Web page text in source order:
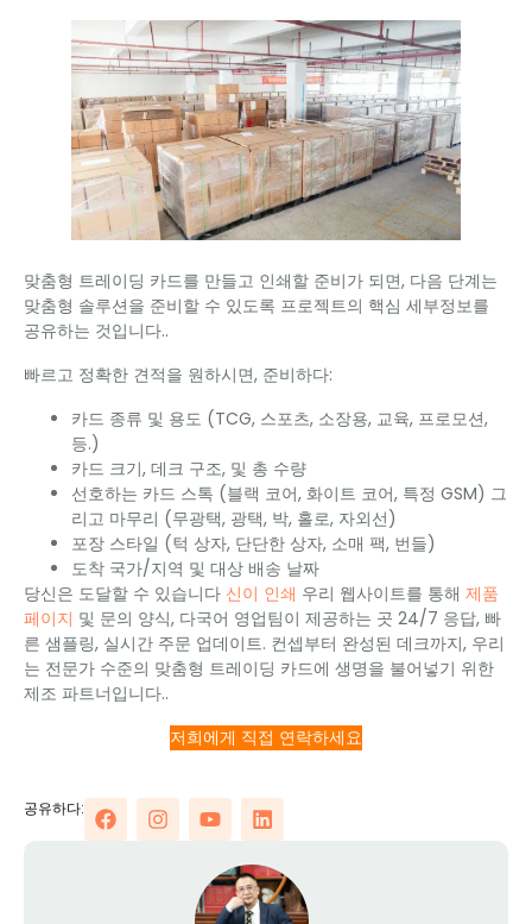
맞춤형 트레이딩 카드를 만들고 인쇄할 준비가 되면, 다음 단계는
맞춤형 솔루션을 준비할 수 있도록 프로젝트의 핵심 세부정보를
공유하는 것입니다..
빠르고 정확한 견적을 원하시면, 준비하다:
카드 종류 및 용도 (TCG, 스포츠, 소장용, 교육, 프로모션,
등.)
카드 크기, 데크 구조, 및 총 수량
선호하는 카드 스톡 (블랙 코어, 화이트 코어, 특정 GSM) 그
리고 마무리 (무광택, 광택, 박, 홀로, 자외선)
포장 스타일 (턱 상자, 단단한 상자, 소매 팩, 번들)
도착 국가/지역 및 대상 배송 날짜
당신은 도달할 수 있습니다 신이 인쇄 우리 웹사이트를 통해 제품
페이지 및 문의 양식, 다국어 영업팀이 제공하는 곳 24/7 응답, 빠
른 샘플링, 실시간 주문 업데이트. 컨셉부터 완성된 데크까지, 우리
는 전문가 수준의 맞춤형 트레이딩 카드에 생명을 불어넣기 위한
제조 파트너입니다..
저희에게 직접 연락하세요
공유하다: